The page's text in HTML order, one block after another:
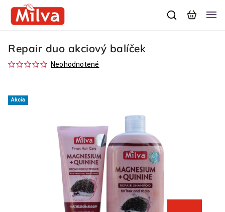
Repair duo akciový balíček
Neohodnotené
Akcia